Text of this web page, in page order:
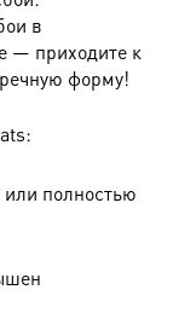
в
— приходите к
форму!
или полностью